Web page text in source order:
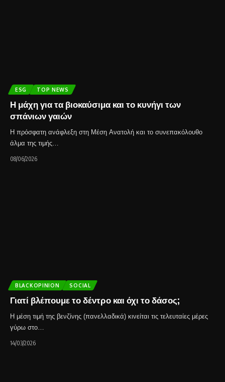
ESG TOP NEWS
Η μάχη για τα βιοκαύσιμα και το κυνήγι των
σπάνιων γαιών
Η πρόσφατη ανάφλεξη στη Μέση Ανατολή και το συνεπακόλουθο
άλμα της τιμής…
08/06/2026
BLACKOPINION SOCIAL
Γιατί βλέπουμε το δέντρο και όχι το δάσος;
Η μέση τιμή της βενζίνης (πανελλαδικά) κινείται τις τελευταίες μέρες
γύρω στο…
14/03/2026